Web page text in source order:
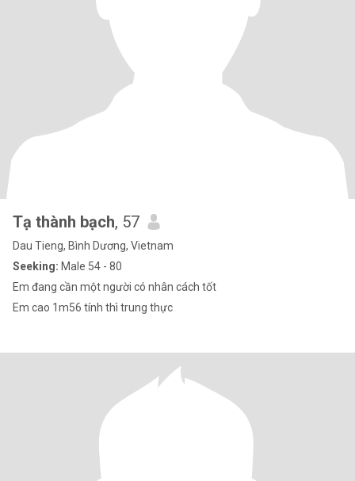
Tạ thành bạch, 57
Dau Tieng, Bình Dương, Vietnam
Seeking: Male 54 - 80
Em đang cần một người có nhân cách tốt
Em cao 1m56 tính thì trung thực